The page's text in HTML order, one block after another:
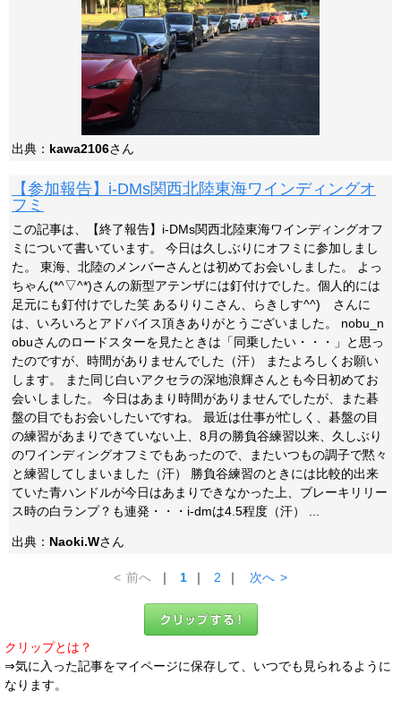
出典： kawa2106さん
【参加報告】i-DMs関西北陸東海ワインディングオ
フミ
この記事は、【終了報告】i-DMs関西北陸東海ワインディングオフ
ミについて書いています。 今日は久しぶりにオフミに参加しまし
た。 東海、北陸のメンバーさんとは初めてお会いしました。 よっ
ちゃん(*^▽^*)さんの新型アテンザには釘付けでした。個人的には
足元にも釘付けでした笑 あるりりこさん、らきしす^^)ゞさんに
は、いろいろとアドバイス頂きありがとうございました。 nobu_n
obuさんのロードスターを見たときは「同乗したい・・・」と思っ
たのですが、時間がありませんでした（汗） またよろしくお願い
します。 また同じ白いアクセラの深地浪輝さんとも今日初めてお
会いしました。 今日はあまり時間がありませんでしたが、また碁
盤の目でもお会いしたいですね。 最近は仕事が忙しく、碁盤の目
の練習があまりできていない上、8月の勝負谷練習以来、久しぶり
のワインディングオフミでもあったので、またいつもの調子で黙々
と練習してしまいました（汗） 勝負谷練習のときには比較的出来
ていた青ハンドルが今日はあまりできなかった上、ブレーキリリー
ス時の白ランプ？も連発・・・i-dmは4.5程度（汗） ...
出典： Naoki.Wさん
< 前へ ｜ 1 ｜ 2 ｜ 次へ >
クリップとは？
⇒気に入った記事をマイページに保存して、いつでも見られるように
なります。